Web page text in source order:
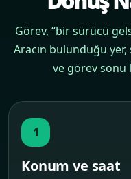
Görev, “bir sürücü
Aracın bulunduğu
ve görev sonu
1
Konum ve saat